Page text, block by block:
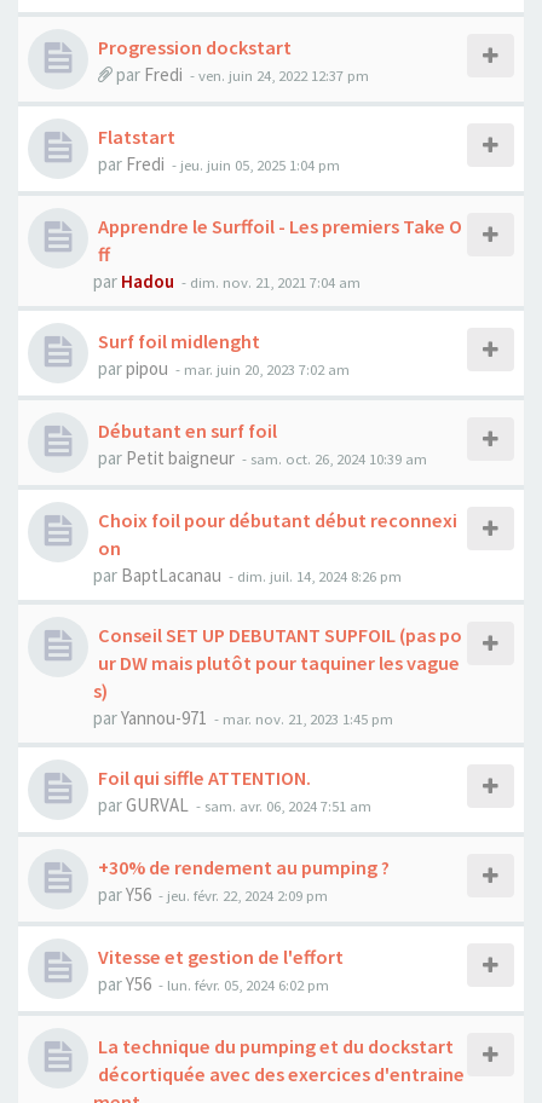
Progression dockstart
par Fredi -ven. juin 24, 2022 12:37 pm
Flatstart
par Fredi - jeu. juin 05, 2025 1:04 pm
Apprendre le Surffoil - Les premiers Take O
ff
par Hadou - dim. nov. 21, 2021 7:04 am
Surf foil midlenght
parpipou - mar. juin 20, 2023 7:02 am
Débutant en surf foil
par Petit baigneur - sam. oct. 26, 2024 10:39 am
Choix foil pour débutant début reconnexi
on
par BaptLacanau - dim. juil. 14, 2024 8:26 pm
Conseil SET UP DEBUTANT SUPFOIL (pas po
ur DW mais plutôt pour taquiner les vague
s)
parYannou-971 - mar. nov. 21, 2023 1:45 pm
Foil qui siffle ATTENTION.
parGURVAL - sam. avr. 06, 2024 7:51 am
+30% de rendement au pumping ?
parY56 - jeu. févr. 22, 2024 2:09 pm
Vitesse et gestion de l'effort
parY56 - lun. févr. 05, 2024 6:02 pm
La technique du pumping et du dockstart
décortiquée avec des exercices d'entraine